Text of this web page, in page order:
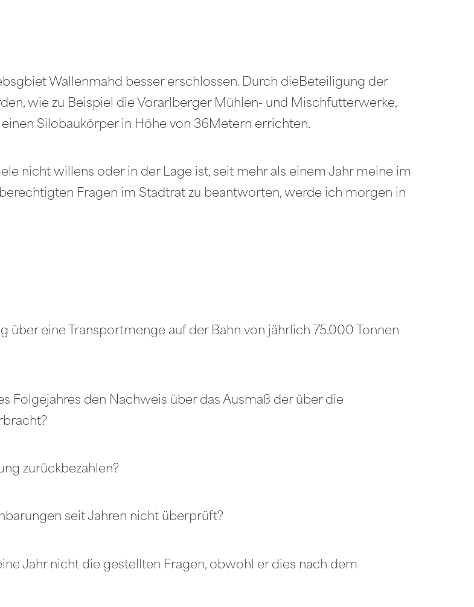
Wallenmahd besser erschlossen. Durch dieBeteiligung der
wie zu Beispiel die Vorarlberger Mühlen- und Mischfutterwerke,
Silobaukörper in Höhe von 36Metern errichten.
nicht willens oder in der Lage ist, seit mehr als einem Jahr meine im
Fragen im Stadtrat zu beantworten, werde ich morgen in
über eine Transportmenge auf der Bahn von jährlich 75.000 Tonnen
Folgejahres den Nachweis über das Ausmaß der über die
zurückbezahlen?
seit Jahren nicht überprüft?
Jahr nicht die gestellten Fragen, obwohl er dies nach dem